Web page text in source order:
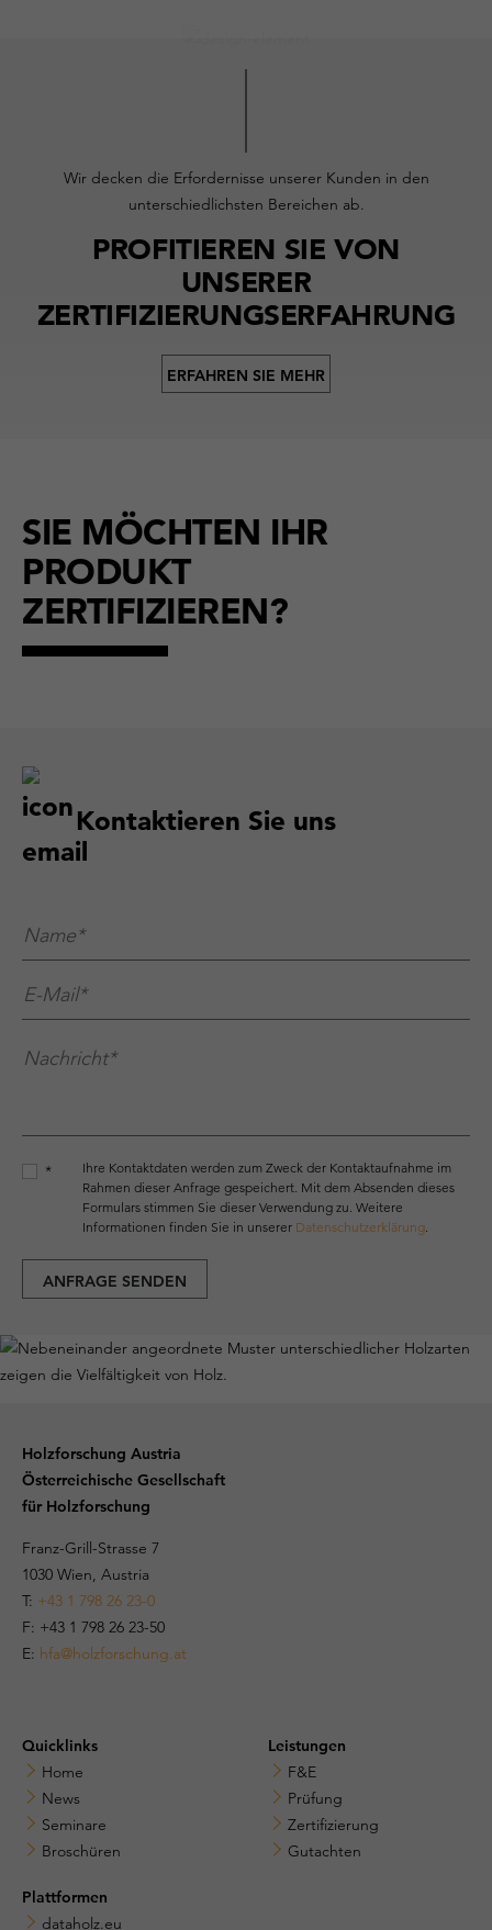
Wir decken die Erfordernisse unserer Kunden in den
unterschiedlichsten Bereichen ab.
PROFITIEREN SIE VON
UNSERER
ZERTIFIZIERUNGSERFAHRUNG
ERFAHREN SIE MEHR
SIE MÖCHTEN IHR
PRODUKT
ZERTIFIZIEREN?
Kontaktieren Sie uns
Name**
E-Mail**
Nachricht**
*
Ihre Kontaktdaten werden zum Zweck der Kontaktaufnahme im
Rahmen dieser Anfrage gespeichert. Mit dem Absenden dieses
Formulars stimmen Sie dieser Verwendung zu. Weitere
Informationen finden Sie in unserer Datenschutzerklärung.
ANFRAGE SENDEN
Holzforschung Austria
Österreichische Gesellschaft
für Holzforschung
Franz-Grill-Strasse 7
1030 Wien, Austria
T: +43 1 798 26 23-0
​​F: +43 1 798 26 23-50
E: hfa@holzforschung.at
Quicklinks
Home
News
Seminare
Broschüren
Leistungen
F&E
Prüfung
Zertifizierung
Gutachten
Plattformen
dataholz.eu